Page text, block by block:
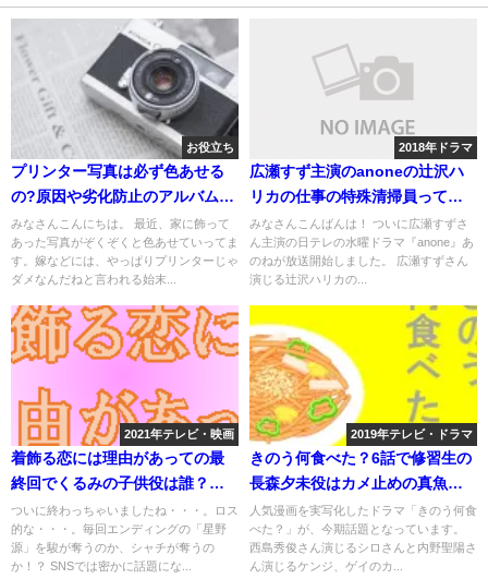
お役立ち
プリンター写真は必ず色あせる
の?原因や劣化防止のアルバム保
存方法まで
みなさんこんにちは。 最近、家に飾って
あった写真がぞくぞくと色あせていってま
す。嫁などには、やっぱりプリンターじゃ
ダメなんだねと言われる始末...
2018年ドラマ
広瀬すず主演のanoneの辻沢ハ
リカの仕事の特殊清掃員って仕
事とは？
みなさんこんばんは！ ついに広瀬すずさ
ん主演の日テレの水曜ドラマ『anone』あ
のねが放送開始しました。 広瀬すずさん
演じる辻沢ハリカの...
2021年テレビ・映画
着飾る恋には理由があっての最
終回でくるみの子供役は誰？名
前や年齢は？
ついに終わっちゃいましたね・・・。ロス
的な・・・。毎回エンディングの「星野
源」を駿が奪うのか、シャチが奪うの
か！？ SNSでは密かに話題にな...
2019年テレビ・ドラマ
きのう何食べた？6話で修習生の
長森夕未役はカメ止めの真魚！
役柄や演技は？
人気漫画を実写化したドラマ「きのう何食
べた？」が、今期話題となっています。
西島秀俊さん演じるシロさんと内野聖陽さ
ん演じるケンジ、ゲイのカ...